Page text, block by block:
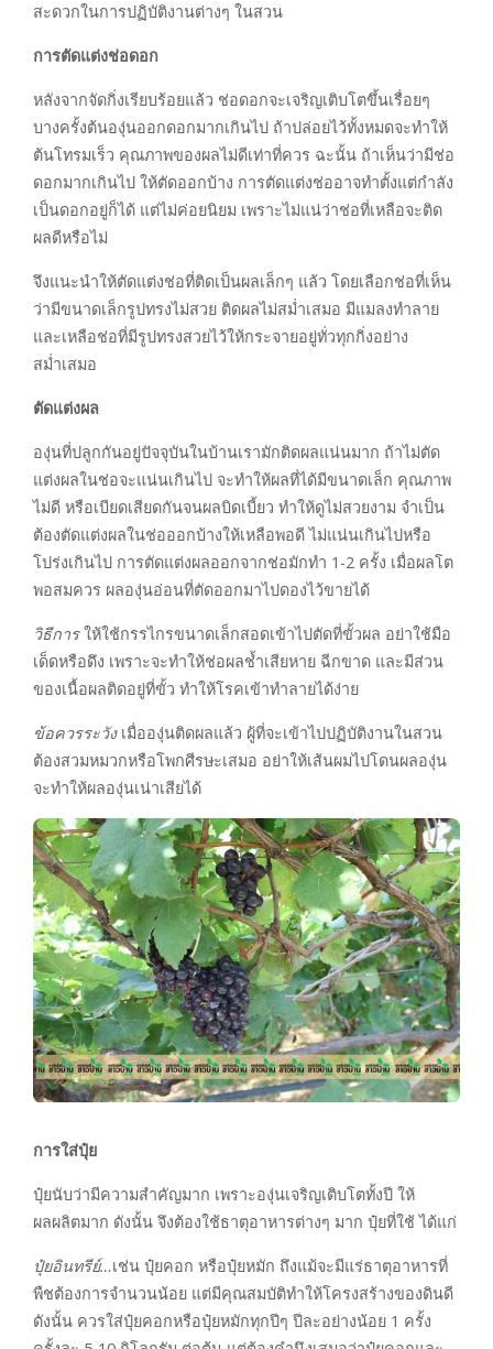
สะดวกในการปฏิบัติงานต่างๆ ในสวน
การตัดแต่งช่อดอก
หลังจากจัดกิ่งเรียบร้อยแล้ว ช่อดอกจะเจริญเติบโตขึ้นเรื่อยๆ
บางครั้งต้นองุ่นออกดอกมากเกินไป ถ้าปล่อยไว้ทั้งหมดจะทำให้
ต้นโทรมเร็ว คุณภาพของผลไม่ดีเท่าที่ควร ฉะนั้น ถ้าเห็นว่ามีช่อ
ดอกมากเกินไป ให้ตัดออกบ้าง การตัดแต่งช่ออาจทำตั้งแต่กำลัง
เป็นดอกอยู่ก็ได้ แต่ไม่ค่อยนิยม เพราะไม่แน่ว่าช่อที่เหลือจะติด
ผลดีหรือไม่
จึงแนะนำให้ตัดแต่งช่อที่ติดเป็นผลเล็กๆ แล้ว โดยเลือกช่อที่เห็น
ว่ามีขนาดเล็กรูปทรงไม่สวย ติดผลไม่สม่ำเสมอ มีแมลงทำลาย
และเหลือช่อที่มีรูปทรงสวยไว้ให้กระจายอยู่ทั่วทุกกิ่งอย่าง
สม่ำเสมอ
ตัดแต่งผล
องุ่นที่ปลูกกันอยู่ปัจจุบันในบ้านเรามักติดผลแน่นมาก ถ้าไม่ตัด
แต่งผลในช่อจะแน่นเกินไป จะทำให้ผลที่ได้มีขนาดเล็ก คุณภาพ
ไม่ดี หรือเบียดเสียดกันจนผลบิดเบี้ยว ทำให้ดูไม่สวยงาม จำเป็น
ต้องตัดแต่งผลในช่อออกบ้างให้เหลือพอดี ไม่แน่นเกินไปหรือ
โปร่งเกินไป การตัดแต่งผลออกจากช่อมักทำ 1-2 ครั้ง เมื่อผลโต
พอสมควร ผลองุ่นอ่อนที่ตัดออกมาไปดองไว้ขายได้
วิธีการให้ใช้กรรไกรขนาดเล็กสอดเข้าไปตัดที่ขั้วผล อย่าใช้มือ
เด็ดหรือดึง เพราะจะทำให้ช่อผลช้ำเสียหาย ฉีกขาด และมีส่วน
ของเนื้อผลติดอยู่ที่ขั้ว ทำให้โรคเข้าทำลายได้ง่าย
ข้อควรระวัง เมื่อองุ่นติดผลแล้ว ผู้ที่จะเข้าไปปฏิบัติงานในสวน
ต้องสวมหมวกหรือโพกศีรษะเสมอ อย่าให้เส้นผมไปโดนผลองุ่น
จะทำให้ผลองุ่นเน่าเสียได้
การใส่ปุ๋ย
ปุ๋ยนับว่ามีความสำคัญมาก เพราะองุ่นเจริญเติบโตทั้งปี ให้
ผลผลิตมาก ดังนั้น จึงต้องใช้ธาตุอาหารต่างๆ มาก ปุ๋ยที่ใช้ ได้แก่
ปุ๋ยอินทรีย์…เช่น ปุ๋ยคอก หรือปุ๋ยหมัก ถึงแม้จะมีแร่ธาตุอาหารที่
พืชต้องการจำนวนน้อย แต่มีคุณสมบัติทำให้โครงสร้างของดินดี
ดังนั้น ควรใส่ปุ๋ยคอกหรือปุ๋ยหมักทุกปีๆ ปีละอย่างน้อย 1 ครั้ง